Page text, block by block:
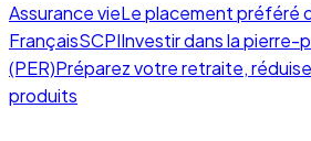
Assurance vieLe placement préféré
FrançaisSCPIInvestir dans la pierre-
(PER)Préparez votre retraite,
produits